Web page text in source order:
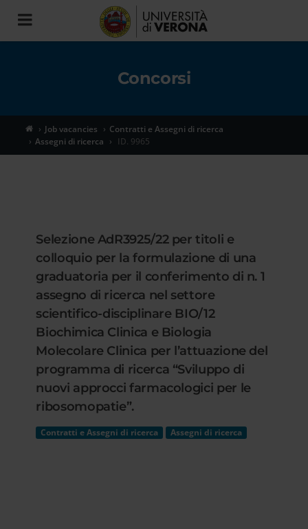
Toggle
navigation
Concorsi
Job vacancies
Contratti e Assegni di ricerca
Assegni di ricerca
ID. 9965
Selezione AdR3925/22 per titoli e
colloquio per la formulazione di una
graduatoria per il conferimento di n. 1
assegno di ricerca nel settore
scientifico-disciplinare BIO/12
Biochimica Clinica e Biologia
Molecolare Clinica per l’attuazione del
programma di ricerca “Sviluppo di
nuovi approcci farmacologici per le
ribosomopatie”.
Contratti e Assegni di ricerca Assegni di ricerca